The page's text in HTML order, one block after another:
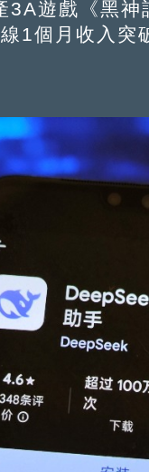
戲《黑神話
1個月收入突